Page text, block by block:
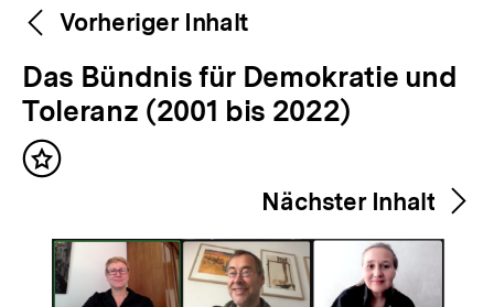
Weitere
Inhalte
Content-
Navigation
Vorheriger Inhalt
V
o
r
h
Das Bündnis für Demokratie und
Toleranz (2001 bis 2022)
Inhalt
Nächster Inhalt